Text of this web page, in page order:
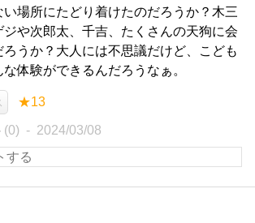
い場所にたどり着けたのだろうか？木三
ジや次郎太、千吉、たくさんの天狗に会
ろうか？大人には不思議だけど、こども
体験ができるんだろうなぁ。
★13
(0) 2024/03/08